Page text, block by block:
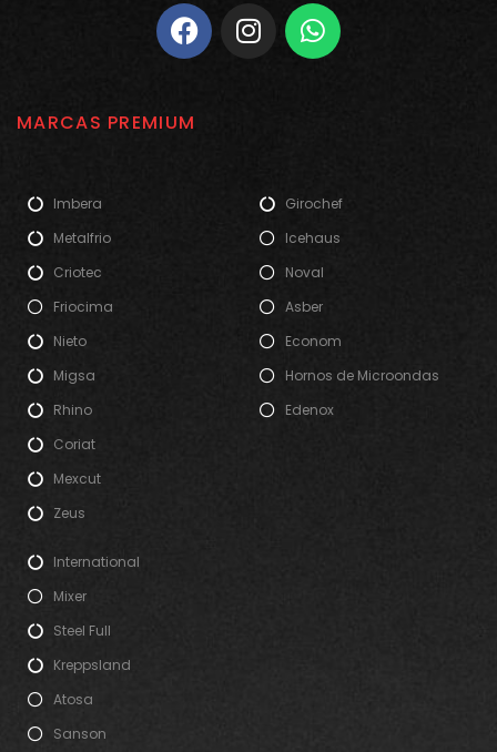
MARCAS PREMIUM
Imbera
Metalfrio
Criotec
Friocima
Nieto
Migsa
Rhino
Coriat
Mexcut
Zeus
Girochef
Icehaus
Noval
Asber
Econom
Hornos de Microondas
Edenox
International
Mixer
Steel Full
Kreppsland
Atosa
Sanson